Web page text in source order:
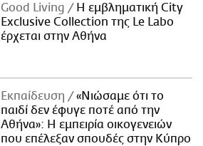
Good Living
Η εμβληματική City
Exclusive Collection της Le Labo
έρχεται στην Αθήνα
Εκπαίδευση
«Νιώσαμε ότι το
παιδί δεν έφυγε ποτέ από την
Αθήνα»: Η εμπειρία οικογενειών
που επέλεξαν σπουδές στην Κύπρο